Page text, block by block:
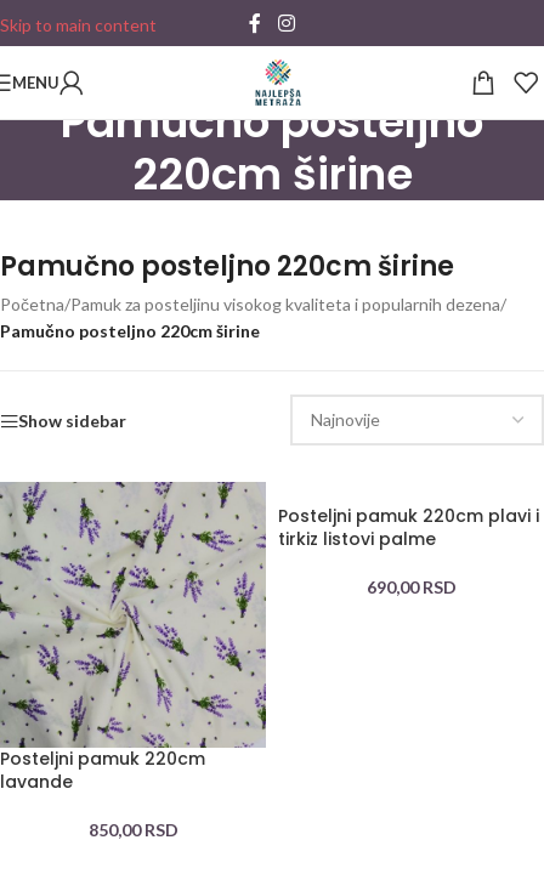
Skip to main content
MENU
Pamučno posteljno
220cm širine
Pamučno posteljno 220cm širine
Početna/Pamuk za posteljinu visokog kvaliteta i popularnih dezena/
Pamučno posteljno 220cm širine
Show sidebar
Posteljni pamuk 220cm
lavande
850,00RSD
Posteljni pamuk 220cm plavi i
tirkiz listovi palme
690,00RSD